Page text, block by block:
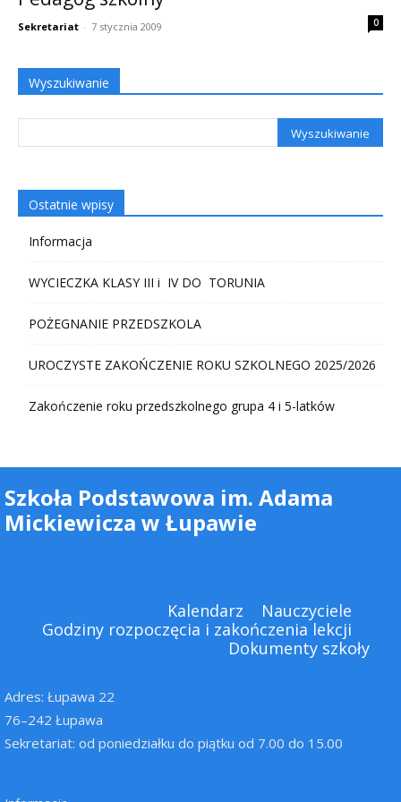
Sekretariat - 7 stycznia 2009 0
Wyszukiwanie
Ostatnie wpisy
Informacja
WYCIECZKA KLASY III i IV DO TORUNIA
POŻEGNANIE PRZEDSZKOLA
UROCZYSTE ZAKOŃCZENIE ROKU SZKOLNEGO 2025/2026
Zakończenie roku przedszkolnego grupa 4 i 5-latków
Szkoła Podstawowa im. Adama
Mickiewicza w Łupawie
Kalendarz
Nauczyciele
Godziny rozpoczęcia i zakończenia lekcji
Dokumenty szkoły
Adres: Łupawa 22
76–242 Łupawa
Sekretariat: od poniedziałku do piątku od 7.00 do 15.00